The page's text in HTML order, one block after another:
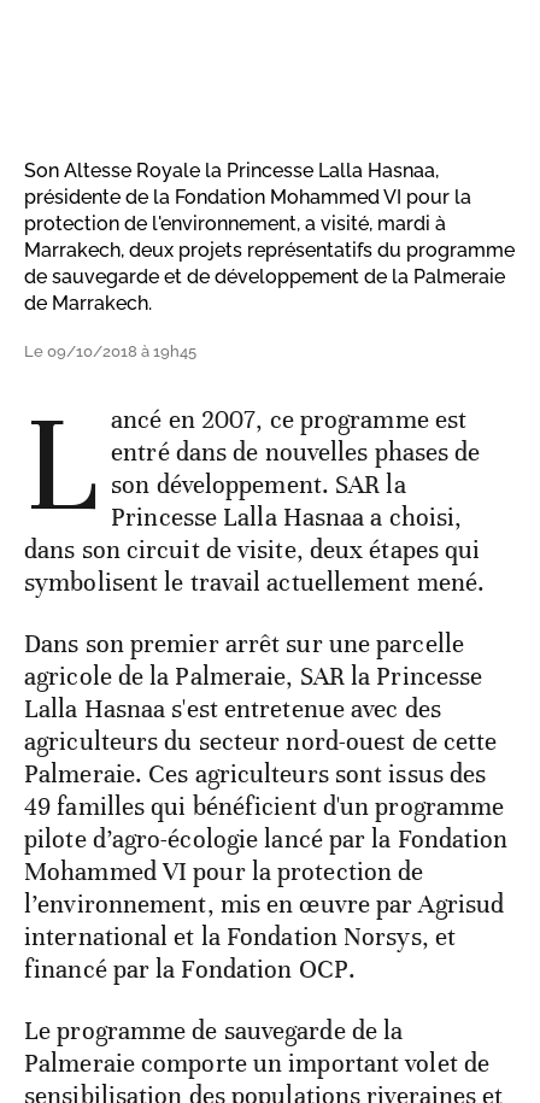
Son Altesse Royale la Princesse Lalla Hasnaa,
présidente de la Fondation Mohammed VI pour la
protection de l'environnement, a visité, mardi à
Marrakech, deux projets représentatifs du programme
de sauvegarde et de développement de la Palmeraie
de Marrakech.
Le 09/10/2018 à 19h45
L ancé en 2007, ce programme est
entré dans de nouvelles phases de
son développement. SAR la
Princesse Lalla Hasnaa a choisi,
dans son circuit de visite, deux étapes qui
symbolisent le travail actuellement mené.
Dans son premier arrêt sur une parcelle
agricole de la Palmeraie, SAR la Princesse
Lalla Hasnaa s'est entretenue avec des
agriculteurs du secteur nord-ouest de cette
Palmeraie. Ces agriculteurs sont issus des
49 familles qui bénéficient d'un programme
pilote d’agro-écologie lancé par la Fondation
Mohammed VI pour la protection de
l’environnement, mis en œuvre par Agrisud
international et la Fondation Norsys, et
financé par la Fondation OCP.
Le programme de sauvegarde de la
Palmeraie comporte un important volet de
sensibilisation des populations riveraines et